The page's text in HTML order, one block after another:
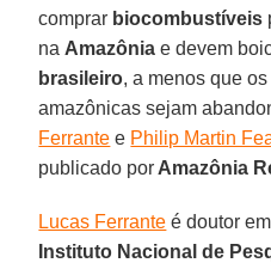
comprar biocombustíveis
na Amazônia e devem
brasileiro, a menos que
amazônicas sejam
Ferrante e Philip Martin
publicado por Amazônia
Lucas Ferrante é doutor em
Instituto Nacional de